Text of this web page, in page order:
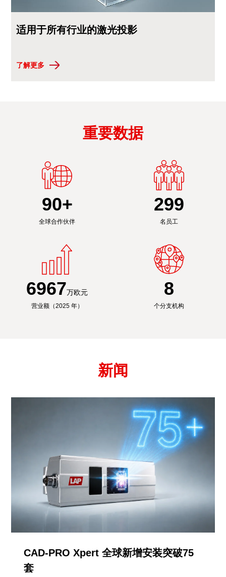
适用于所有行业的激光投影
了解更多
重要数据
90+
全球合作伙伴
300
名员工
6991万欧元
营业额（2025 年）
8
个分支机构
新闻
CAD-PRO Xpert 全球新增安装突破75
套